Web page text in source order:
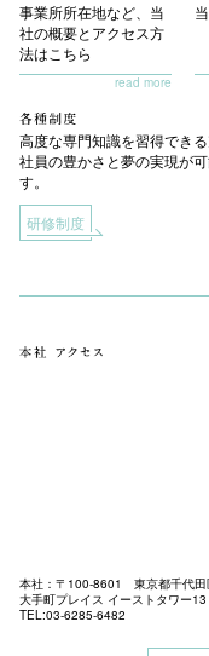
事業所所在地など、当
社の概要とアクセス方
法はこちら
高度な専門知識を習得でき
社員の豊かさと夢の実現が
す。
研修制度
本社：〒100-8601 東京都千代田
大手町プレイス イーストタワー
TEL:03-6285-6482